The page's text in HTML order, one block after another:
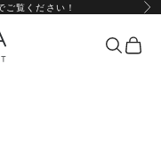
ご覧ください！ 次
検索カー